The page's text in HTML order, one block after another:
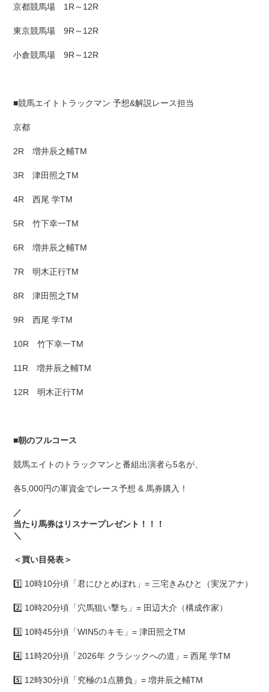
京都競馬場 1R～12R
東京競馬場 9R～12R
小倉競馬場 9R～12R
■競馬エイトトラックマン 予想&解説レース担当
京都
2R 増井辰之輔TM
3R 津田照之TM
4R 西尾 学TM
5R 竹下幸一TM
6R 増井辰之輔TM
7R 明木正行TM
8R 津田照之TM
9R 西尾 学TM
10R 竹下幸一TM
11R 増井辰之輔TM
12R 明木正行TM
■朝のフルコース
競馬エイトのトラックマンと番組出演者ら5名が、
各5,000円の軍資金でレース予想 & 馬券購入！
／
当たり馬券はリスナープレゼント！！！
＼
＜買い目発表＞
1️⃣ 10時10分頃「君にひとめぼれ」= 三宅きみひと（実況アナ）
2️⃣ 10時20分頃「穴馬狙い撃ち」= 田辺大介（構成作家）
3️⃣ 10時45分頃「WIN5のキモ」= 津田照之TM
4️⃣ 11時20分頃「2026年 クラシックへの道」= 西尾 学TM
5️⃣ 12時30分頃「究極の1点勝負」= 増井辰之輔TM